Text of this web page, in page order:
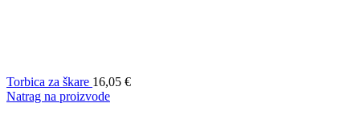
Torbica za škare 16,05 €
Natrag na proizvode